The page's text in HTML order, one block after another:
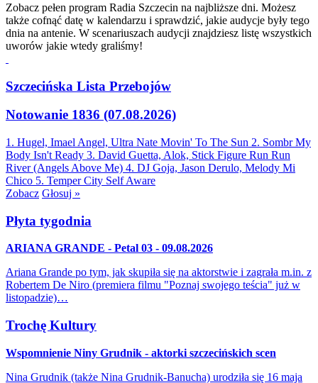
Zobacz pełen program Radia Szczecin na najbliższe dni. Możesz
także cofnąć datę w kalendarzu i sprawdzić, jakie audycje były tego
dnia na antenie. W scenariuszach audycji znajdziesz listę wszystkich
uworów jakie wtedy graliśmy!
Szczecińska Lista Przebojów
Notowanie 1836 (07.08.2026)
1. Hugel, Imael Angel, Ultra Nate Movin' To The Sun 2. Sombr My
Body Isn't Ready 3. David Guetta, Alok, Stick Figure Run Run
River (Angels Above Me) 4. DJ Goja, Jason Derulo, Melody Mi
Chico 5. Temper City Self Aware
Zobacz Głosuj »
Płyta tygodnia
ARIANA GRANDE - Petal 03 - 09.08.2026
Ariana Grande po tym, jak skupiła się na aktorstwie i zagrała m.in. z
Robertem De Niro (premiera filmu "Poznaj swojego teścia" już w
listopadzie)…
Trochę Kultury
Wspomnienie Niny Grudnik - aktorki szczecińskich scen
Nina Grudnik (także Nina Grudnik-Banucha) urodziła się 16 maja